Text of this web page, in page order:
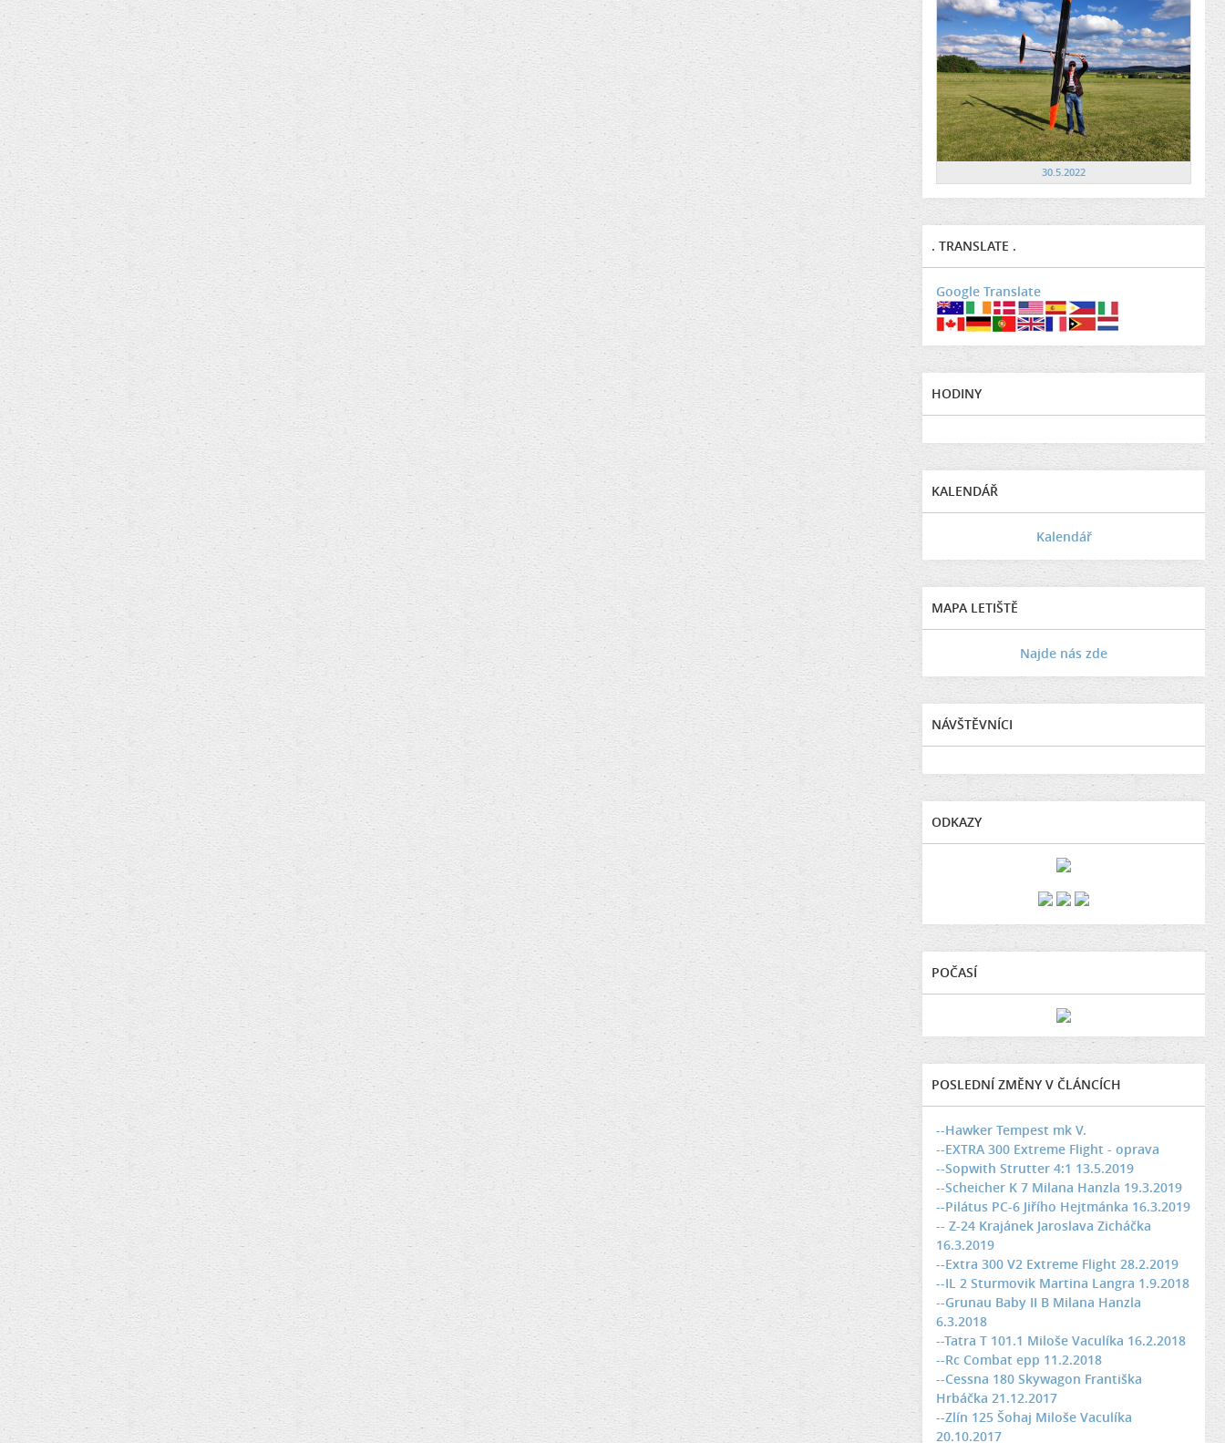
30.5.2022
. TRANSLATE .
Google Translate
HODINY
KALENDÁŘ
Kalendář
MAPA LETIŠTĚ
Najde nás zde
NÁVŠTĚVNÍCI
ODKAZY
POČASÍ
POSLEDNÍ ZMĚNY V ČLÁNCÍCH
--Hawker Tempest mk V.
--EXTRA 300 Extreme Flight - oprava
--Sopwith Strutter 4:1 13.5.2019
--Scheicher K 7 Milana Hanzla 19.3.2019
--Pilátus PC-6 Jiřího Hejtmánka 16.3.2019
-- Z-24 Krajánek Jaroslava Zicháčka
16.3.2019
--Extra 300 V2 Extreme Flight 28.2.2019
--IL 2 Sturmovik Martina Langra 1.9.2018
--Grunau Baby II B Milana Hanzla
6.3.2018
--Tatra T 101.1 Miloše Vaculíka 16.2.2018
--Rc Combat epp 11.2.2018
--Cessna 180 Skywagon Františka
Hrbáčka 21.12.2017
--Zlín 125 Šohaj Miloše Vaculíka
20.10.2017